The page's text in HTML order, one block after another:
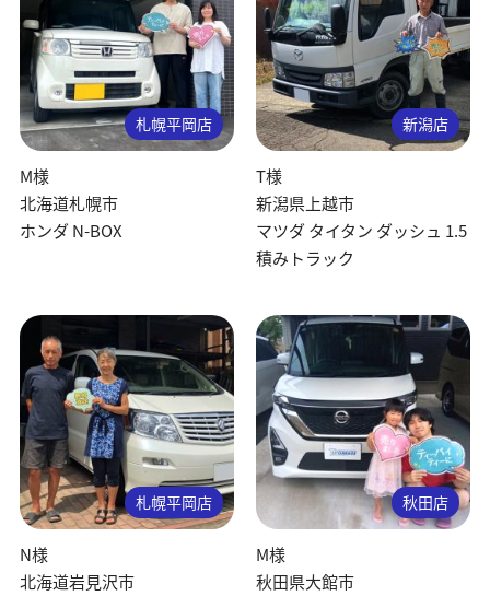
札幌平岡店
M様
北海道札幌市
ホンダ N-BOX
新潟店
T様
新潟県上越市
マツダ タイタン ダッシュ 1.5
積みトラック
札幌平岡店
N様
北海道岩見沢市
秋田店
M様
秋田県大館市